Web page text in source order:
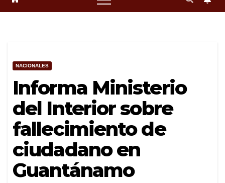
NACIONALES
Informa Ministerio
del Interior sobre
fallecimiento de
ciudadano en
Guantánamo